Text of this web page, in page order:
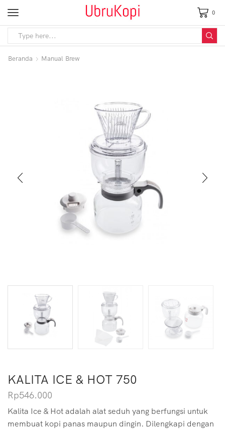
0
Beranda Manual Brew
KALITA ICE & HOT 750
Rp546.000
Kalita Ice & Hot adalah alat seduh yang berfungsi untuk
membuat kopi panas maupun dingin. Dilengkapi dengan